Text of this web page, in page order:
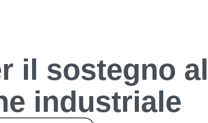
il sostegno
industriale